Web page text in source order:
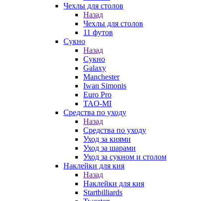
Чехлы для столов
Назад
Чехлы для столов
11 футов
Сукно
Назад
Сукно
Galaxy
Manchester
Iwan Simonis
Euro Pro
TAO-MI
Средства по уходу
Назад
Средства по уходу
Уход за киями
Уход за шарами
Уход за сукном и столом
Наклейки для кия
Назад
Наклейки для кия
Startbilliards